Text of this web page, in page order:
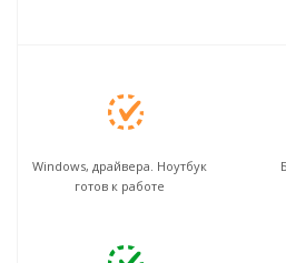
Windows, драйвера. Ноутбук
готов к работе